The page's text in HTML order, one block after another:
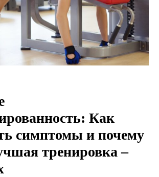
Как
симптомы и почему
тренировка –